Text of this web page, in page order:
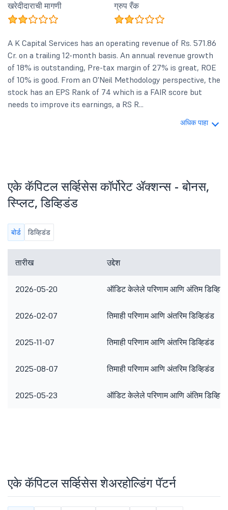
खरेदीदाराची मागणी ग्रुप रँक
A K Capital Services has an operating revenue of Rs. 571.86
Cr. on a trailing 12-month basis. An annual revenue growth
of 18% is outstanding, Pre-tax margin of 27% is great, ROE
of 10% is good. From an O'Neil Methodology perspective, the
stock has an EPS Rank of 74 which is a FAIR score but
needs to improve its earnings, a RS R...
अधिक पाहा
एके कॅपिटल सर्व्हिसेस कॉर्पोरेट ॲक्शन्स - बोनस,
स्प्लिट, डिव्हिडंड
बोर्ड डिव्हिडंड
तारीख उद्देश
2026-05-20 ऑडिट केलेले परिणाम आणि अंतिम
2026-02-07 तिमाही परिणाम आणि अंतरिम डिव्हिडंड
2025-11-07 तिमाही परिणाम आणि अंतरिम डिव्हिडंड
2025-08-07 तिमाही परिणाम आणि अंतरिम डिव्हिडंड
2025-05-23 ऑडिट केलेले परिणाम आणि अंतिम
एके कॅपिटल सर्व्हिसेस शेअरहोल्डिंग पॅटर्न